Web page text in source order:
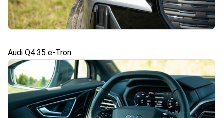
Audi Q4 35 e-Tron